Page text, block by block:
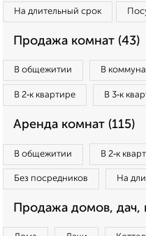
На длительный срок
Продажа комнат (43)
В общежитии В
В 2‑к квартире В 3‑к
Аренда комнат (115)
В общежитии В 2‑к
Без посредников На
Продажа домов, дач,